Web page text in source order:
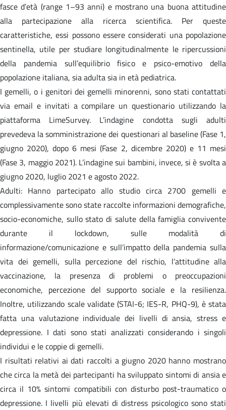
fasce d’età (range 1–93 anni) e mostrano una buona attitudine
alla partecipazione alla ricerca scientifica. Per queste
caratteristiche, essi possono essere considerati una popolazione
sentinella, utile per studiare longitudinalmente le ripercussioni
della pandemia sull’equilibrio fisico e psico-emotivo della
popolazione italiana, sia adulta sia in età pediatrica.
I gemelli, o i genitori dei gemelli minorenni, sono stati contattati
via email e invitati a compilare un questionario utilizzando la
piattaforma LimeSurvey. L’indagine condotta sugli adulti
prevedeva la somministrazione dei questionari al baseline (Fase 1,
giugno 2020), dopo 6 mesi (Fase 2, dicembre 2020) e 11 mesi
(Fase 3, maggio 2021). L’indagine sui bambini, invece, si è svolta a
giugno 2020, luglio 2021 e agosto 2022.
Adulti: Hanno partecipato allo studio circa 2700 gemelli e
complessivamente sono state raccolte informazioni demografiche,
socio-economiche, sullo stato di salute della famiglia convivente
durante il lockdown, sulle modalità di
informazione/comunicazione e sull’impatto della pandemia sulla
vita dei gemelli, sulla percezione del rischio, l’attitudine alla
vaccinazione, la presenza di problemi o preoccupazioni
economiche, percezione del supporto sociale e la resilienza.
Inoltre, utilizzando scale validate (STAI-6; IES-R, PHQ-9), è stata
fatta una valutazione individuale dei livelli di ansia, stress e
depressione. I dati sono stati analizzati considerando i singoli
individui e le coppie di gemelli.
I risultati relativi ai dati raccolti a giugno 2020 hanno mostrano
che circa la metà dei partecipanti ha sviluppato sintomi di ansia e
circa il 10% sintomi compatibili con disturbo post-traumatico o
depressione. I livelli più elevati di distress psicologico sono stati